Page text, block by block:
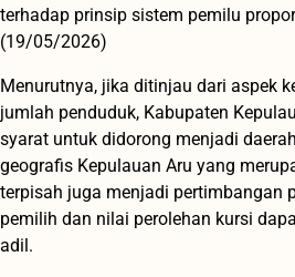
terhadap prinsip sistem pemilu
(19/05/2026)
Menurutnya, jika ditinjau dari aspek
jumlah penduduk, Kabupaten
syarat untuk didorong menjadi
geografis Kepulauan Aru yang
terpisah juga menjadi pertimbangan
pemilih dan nilai perolehan kursi
adil.